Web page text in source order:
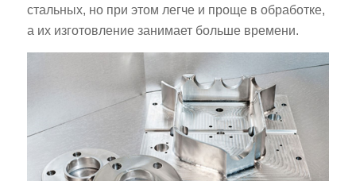
стальных, но при этом легче и проще в обработке,
а их изготовление занимает больше времени.